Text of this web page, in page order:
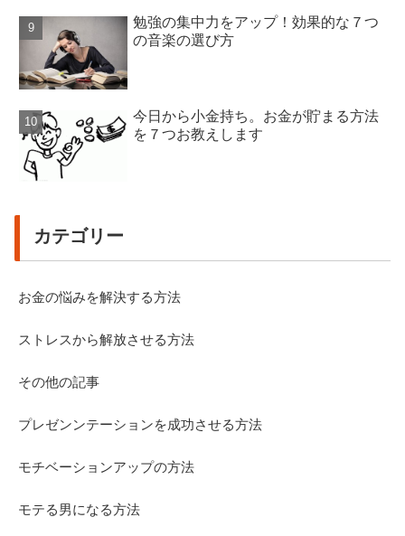
勉強の集中力をアップ！効果的な７つ
の音楽の選び方
今日から小金持ち。お金が貯まる方法
を７つお教えします
カテゴリー
お金の悩みを解決する方法
ストレスから解放させる方法
その他の記事
プレゼンンテーションを成功させる方法
モチベーションアップの方法
モテる男になる方法